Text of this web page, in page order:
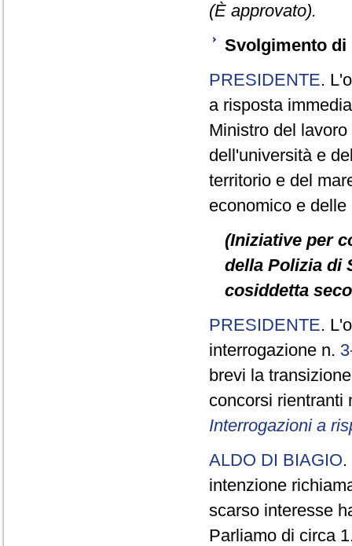
(È approvato).
Svolgimento
PRESIDENTE.
a risposta
Ministro del
dell'università e
territorio e del
economico e
(Iniziative per
della Polizia di
cosiddetta
PRESIDENTE.
interrogazione n.
brevi la
concorsi
Interrogazioni a
ALDO DI BIAGIO
intenzione
scarso interesse
Parliamo di circa